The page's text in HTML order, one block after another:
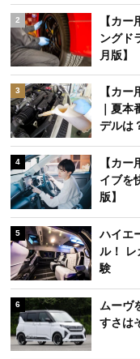
2
【カ
ングド
月版】
3
【カ
｜夏
デルは
4
【カ
イブを
版】
5
ハイエ
ル！
験
6
ムーヴ
すさは